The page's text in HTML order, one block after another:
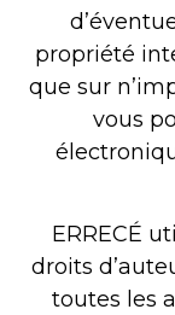
propriété
que sur
vous
ERRECÉ
droits
toutes les